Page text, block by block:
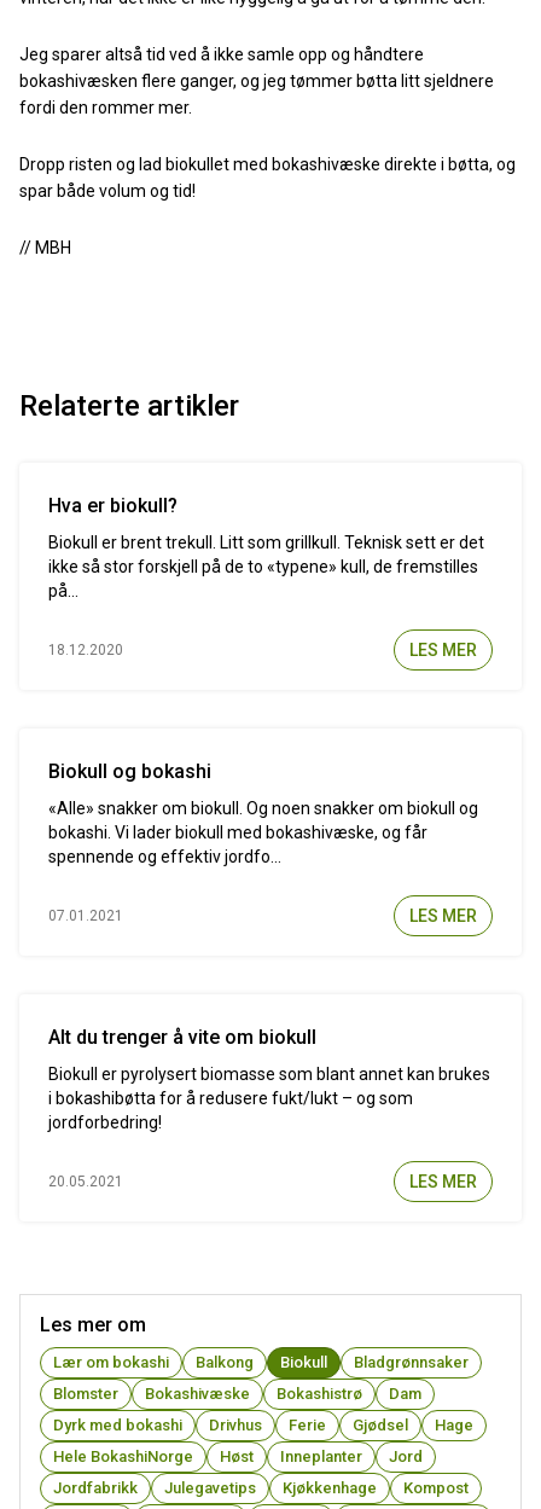
Jeg sparer altså tid ved å ikke samle opp og håndtere
bokashivæsken flere ganger, og jeg tømmer bøtta litt sjeldnere
fordi den rommer mer.
Dropp risten og lad biokullet med bokashivæske direkte i bøtta, og
spar både volum og tid!
// MBH
Relaterte artikler
Hva er biokull?
Biokull er brent trekull. Litt som grillkull. Teknisk sett er det
ikke så stor forskjell på de to «typene» kull, de fremstilles
på...
18.12.2020 LES MER
Biokull og bokashi
«Alle» snakker om biokull. Og noen snakker om biokull og
bokashi. Vi lader biokull med bokashivæske, og får
spennende og effektiv jordfo...
07.01.2021 LES MER
Alt du trenger å vite om biokull
Biokull er pyrolysert biomasse som blant annet kan brukes
i bokashibøtta for å redusere fukt/lukt – og som
jordforbedring!
20.05.2021 LES MER
Les mer om
Lær om bokashi Balkong Biokull
Bladgrønnsaker
Blomster
Bokashivæske Bokashistrø
Dam
Dyrk med bokashi
Drivhus Ferie Gjødsel
Hage
Hele BokashiNorge
Høst Inneplanter
Jord
Jordfabrikk
Julegavetips Kjøkkenhage
Kompost